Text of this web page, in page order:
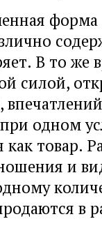
форма
В то же
силой,
одном
как товар.
и
в